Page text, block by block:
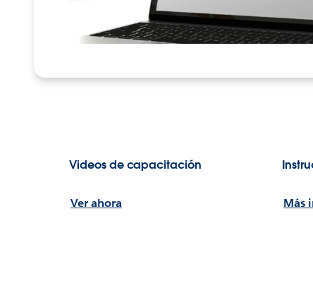
Videos de capacitación
Ver ahora Más